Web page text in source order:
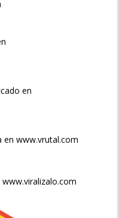
en
en www.vrutal.com